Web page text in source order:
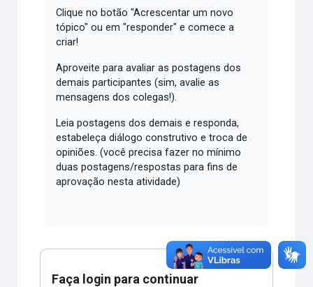
Clique no botão "Acrescentar um novo
tópico" ou em "responder" e comece a
criar!
Aproveite para avaliar as postagens dos
demais participantes (sim, avalie as
mensagens dos colegas!).
Leia postagens dos demais e responda,
estabeleça diálogo construtivo e troca de
opiniões. (você precisa fazer no mínimo
duas postagens/respostas para fins de
aprovação nesta atividade)
Faça login para continuar